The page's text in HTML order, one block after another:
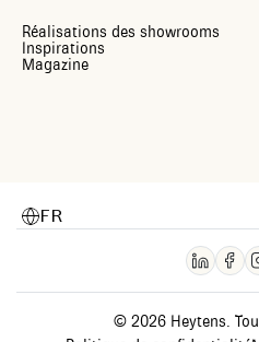
Réalisations des showrooms
Inspirations
Magazine
FR
© 2026 Heytens.